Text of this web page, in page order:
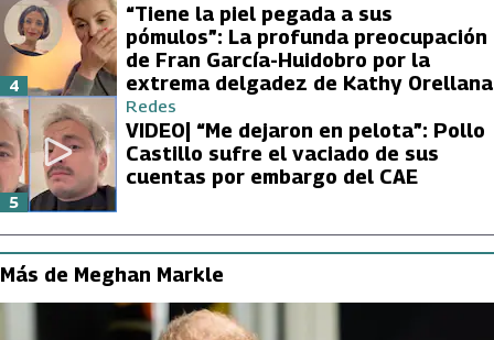
“Tiene la piel pegada a sus
pómulos”: La profunda preocupación
de Fran García-Huidobro por la
extrema delgadez de Kathy Orellana
4
Redes
VIDEO| “Me dejaron en pelota”: Pollo
Castillo sufre el vaciado de sus
cuentas por embargo del CAE
5
Más de Meghan Markle